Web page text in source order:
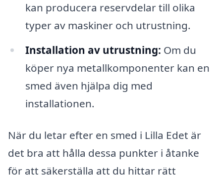
kan producera reservdelar till olika
typer av maskiner och utrustning.
Installation av utrustning: Om du
köper nya metallkomponenter kan en
smed även hjälpa dig med
installationen.
När du letar efter en smed i Lilla Edet är
det bra att hålla dessa punkter i åtanke
för att säkerställa att du hittar rätt